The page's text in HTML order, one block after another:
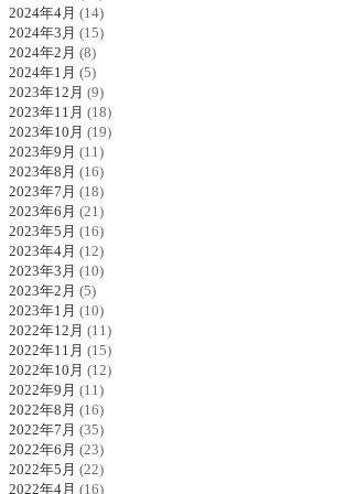
2024年4月 (14)
2024年3月 (15)
2024年2月 (8)
2024年1月 (5)
2023年12月 (9)
2023年11月 (18)
2023年10月 (19)
2023年9月 (11)
2023年8月 (16)
2023年7月 (18)
2023年6月 (21)
2023年5月 (16)
2023年4月 (12)
2023年3月 (10)
2023年2月 (5)
2023年1月 (10)
2022年12月 (11)
2022年11月 (15)
2022年10月 (12)
2022年9月 (11)
2022年8月 (16)
2022年7月 (35)
2022年6月 (23)
2022年5月 (22)
2022年4月 (16)